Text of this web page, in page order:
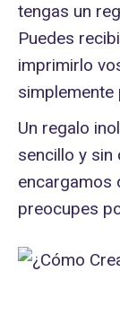
tengas un
Puedes
imprimirlo
simplemente
Un regalo
sencillo y
encargamos
preocupes